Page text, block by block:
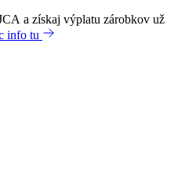
a získaj výplatu zárobkov už
info tu